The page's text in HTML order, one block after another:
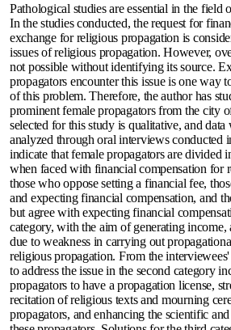
Pathological studies are essential in the field
In the studies conducted, the request for
exchange for religious propagation is
issues of religious propagation. However,
not possible without identifying its source.
propagators encounter this issue is one way
of this problem. Therefore, the author has
prominent female propagators from the city
selected for this study is qualitative, and data
analyzed through oral interviews conducted
indicate that female propagators are divided
when faced with financial compensation for
those who oppose setting a financial fee,
and expecting financial compensation, and
but agree with expecting financial
category, with the aim of generating income,
due to weakness in carrying out
religious propagation. From the
to address the issue in the second category
propagators to have a propagation license,
recitation of religious texts and mourning
propagators, and enhancing the scientific